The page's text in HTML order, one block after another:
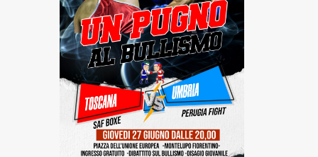
ESTATE A MONTELUPO
VISIT MONTELUPO
DOVE MANGIARE
MUSEO DELLA CERAMICA
RICERCA